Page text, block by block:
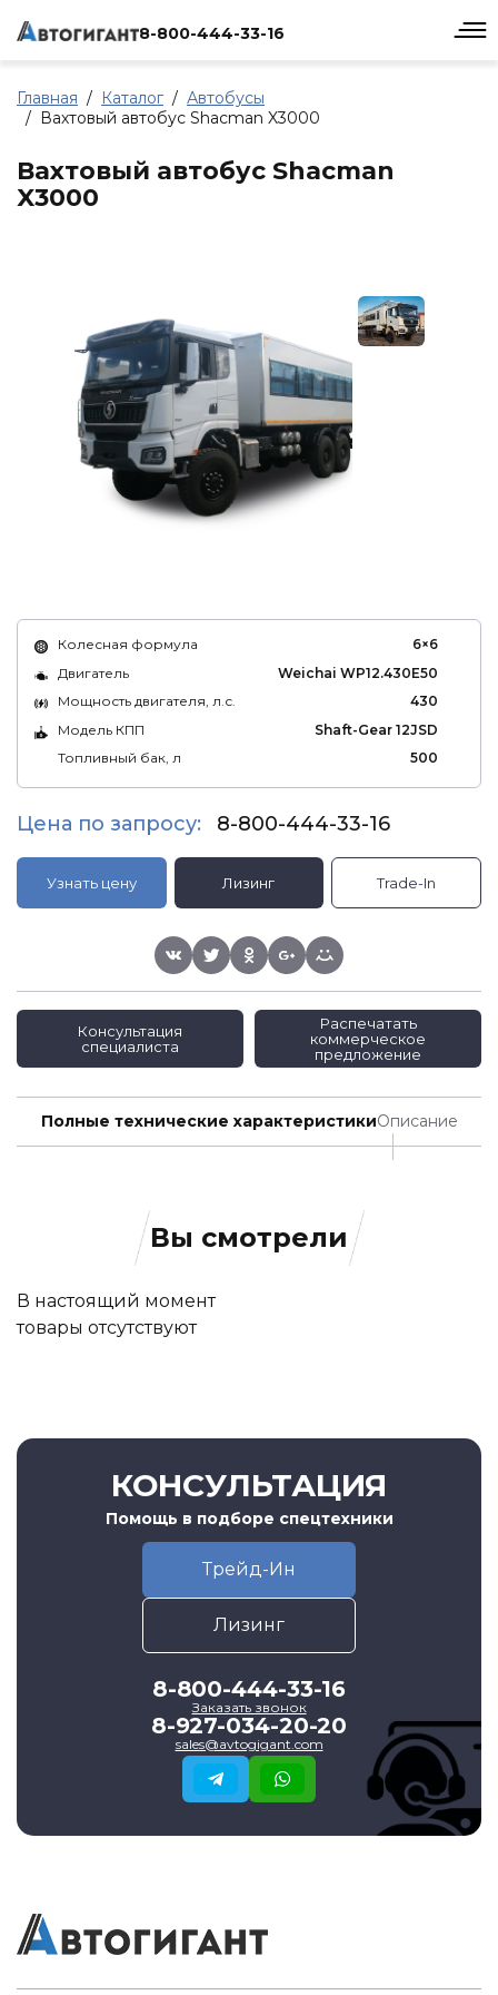
8-800-444-33-16
Главная Каталог
Автобусы
Вахтовый автобус Shacman X3000
Вахтовый автобус Shacman
X3000
Колесная формула
6×6
Двигатель
Weichai WP12.430E50
Мощность двигателя, л.с.
430
Модель КПП
Shaft-Gear 12JSD
Топливный бак, л
500
Цена по запросу: 8-800-444-33-16
Узнать цену Лизинг Trade-In
Консультация
специалиста
Распечатать
коммерческое
предложение
Полные технические характеристикиОписание
Вы смотрели
В настоящий момент
товары отсутствуют
КОНСУЛЬТАЦИЯ
Помощь в подборе спецтехники
Трейд-Ин
Лизинг
8-800-444-33-16
Заказать звонок
8-927-034-20-20
sales@avtogigant.com